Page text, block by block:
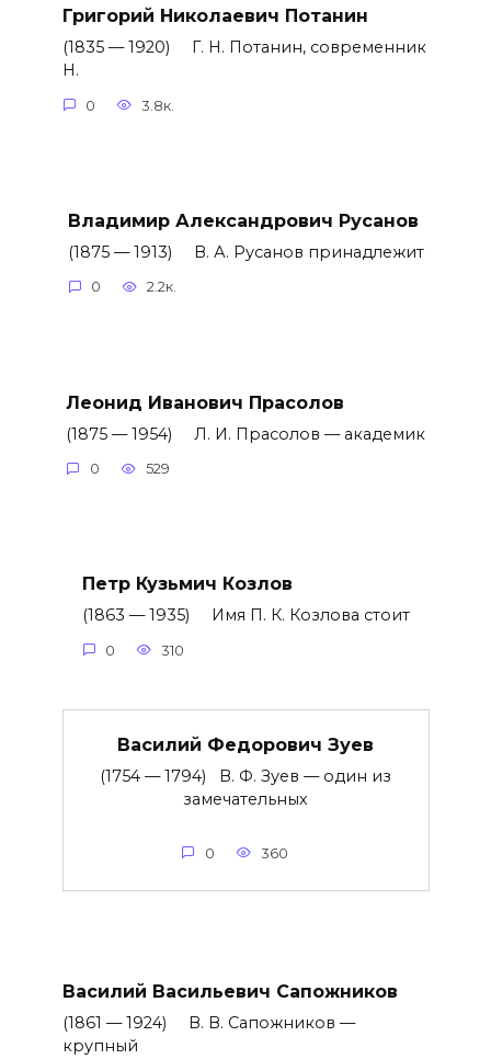
Григорий Николаевич Потанин
(1835 — 1920) Г. Н. Потанин, современник
Н.
0 3.8к.
Владимир Александрович Русанов
(1875 — 1913) В. А. Русанов принадлежит
0 2.2к.
Леонид Иванович Прасолов
(1875 — 1954) Л. И. Прасолов — академик
0 529
Петр Кузьмич Козлов
(1863 — 1935) Имя П. К. Козлова стоит
0 310
Василий Федорович Зуев
(1754 — 1794) В. Ф. Зуев — один из
замечательных
0 360
Василий Васильевич Сапожников
(1861 — 1924) В. В. Сапожников —
крупный